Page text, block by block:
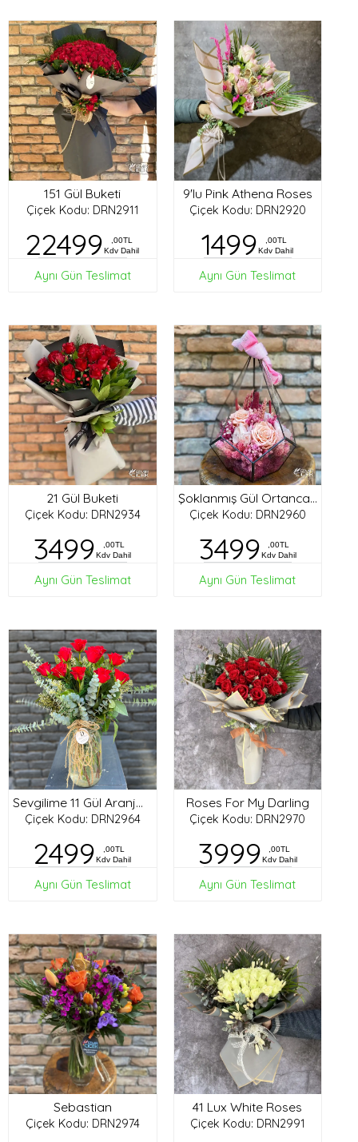
151 Gül Buketi
Çiçek Kodu: DRN2911
22499
,00TL
Kdv Dahil
Aynı Gün Teslimat
9'lu Pink Athena Roses
Çiçek Kodu: DRN2920
1499
,00TL
Kdv Dahil
Aynı Gün Teslimat
21 Gül Buketi
Çiçek Kodu: DRN2934
3499
,00TL
Kdv Dahil
Aynı Gün Teslimat
Şoklanmış Gül Ortanca Tasarım
Çiçek Kodu: DRN2960
3499
,00TL
Kdv Dahil
Aynı Gün Teslimat
Sevgilime 11 Gül Aranjman
Çiçek Kodu: DRN2964
2499
,00TL
Kdv Dahil
Aynı Gün Teslimat
Roses For My Darling
Çiçek Kodu: DRN2970
3999
,00TL
Kdv Dahil
Aynı Gün Teslimat
Sebastian
Çiçek Kodu: DRN2974
41 Lux White Roses
Çiçek Kodu: DRN2991